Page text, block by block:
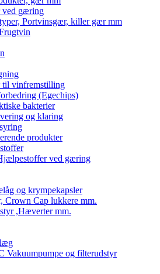
gæring
Portvinsgær, killer gær mm
vinfremstilling
(Egechips)
bakterier
og klaring
produkter
ved gæring
og krympekapsler
Crown Cap lukkere mm.
,Hæverter mm.
Vakuumpumpe og filterudstyr